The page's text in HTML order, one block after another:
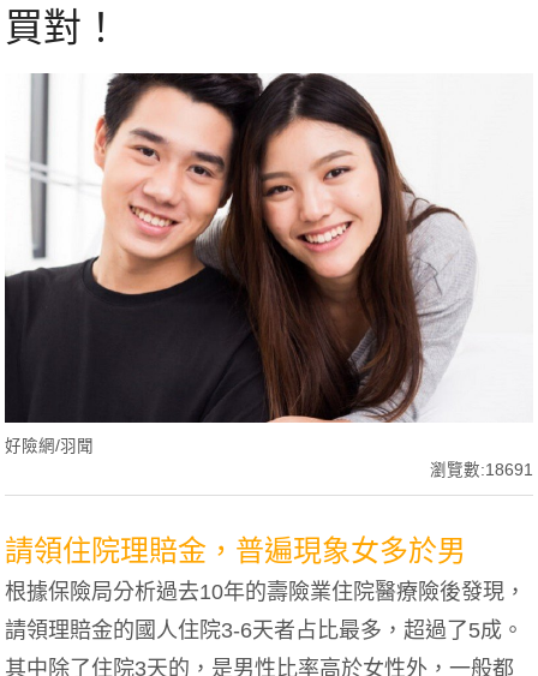
買對！
好險網/羽聞
瀏覽數:18691
請領住院理賠金，普遍現象女多於男
根據保險局分析過去10年的壽險業住院醫療險後發現，
請領理賠金的國人住院3-6天者占比最多，超過了5成。
其中除了住院3天的，是男性比率高於女性外，一般都